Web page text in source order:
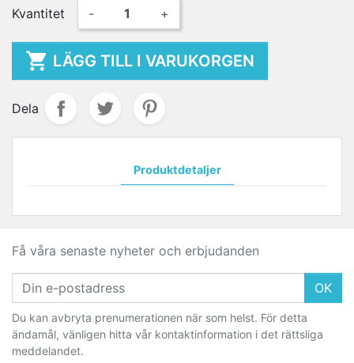
Kvantitet - +
 LÄGG TILL I VARUKORGEN
Dela
Produktdetaljer
Få våra senaste nyheter och erbjudanden
OK
Du kan avbryta prenumerationen när som helst. För detta
ändamål, vänligen hitta vår kontaktinformation i det rättsliga
meddelandet.